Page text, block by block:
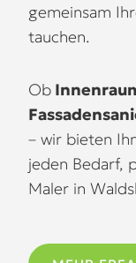
gemeinsam
tauchen.
Ob
– wir bieten
jeden Bedarf,
Maler in